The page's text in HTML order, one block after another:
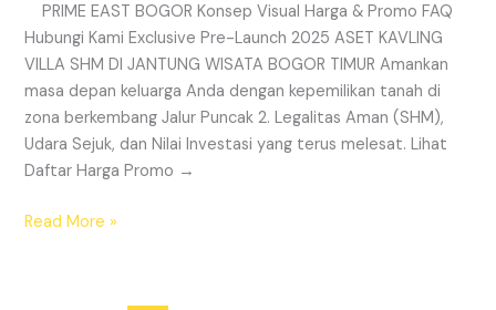
PRIME EAST BOGOR Konsep Visual Harga & Promo FAQ
Hubungi Kami Exclusive Pre-Launch 2025 ASET KAVLING
VILLA SHM DI JANTUNG WISATA BOGOR TIMUR Amankan
masa depan keluarga Anda dengan kepemilikan tanah di
zona berkembang Jalur Puncak 2. Legalitas Aman (SHM),
Udara Sejuk, dan Nilai Investasi yang terus melesat. Lihat
Daftar Harga Promo →
Read More »